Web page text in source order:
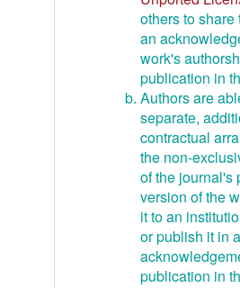
others to share
an
work's
publication in
Authors are
separate,
contractual
the non-
of the journal's
version of the
it to an
or publish it in
publication in